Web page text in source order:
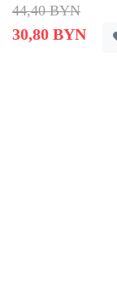
44,40 BYN
30,80 BYN